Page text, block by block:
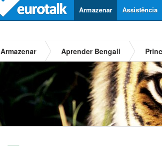
Assistência
Armazenar
Armazenar Aprender Bengali